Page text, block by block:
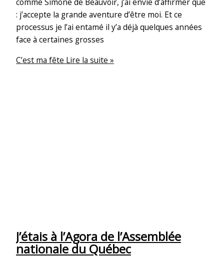
: j’accepte la grande aventure d’être moi. Et ce
processus je l’ai entamé il y’a déjà quelques années
face à certaines grosses
C’est ma fête Lire la suite »
J’étais à l’Agora de l’Assemblée
nationale du Québec